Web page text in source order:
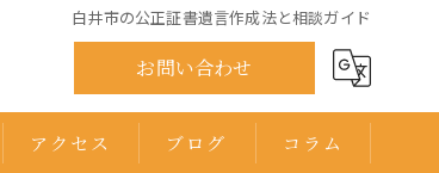
白井市の公正証書遺言作成法と相談ガイド
お問い合わせ
アクセス ブログ コラム